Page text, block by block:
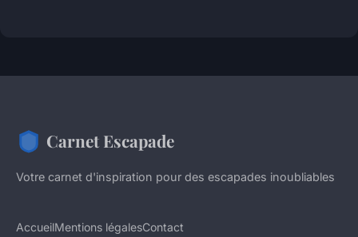
Carnet Escapade
Votre carnet d'inspiration pour des escapades inoubliables
AccueilMentions légalesContact